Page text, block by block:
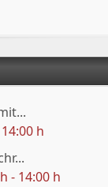
14:00 h
- 14:00 h